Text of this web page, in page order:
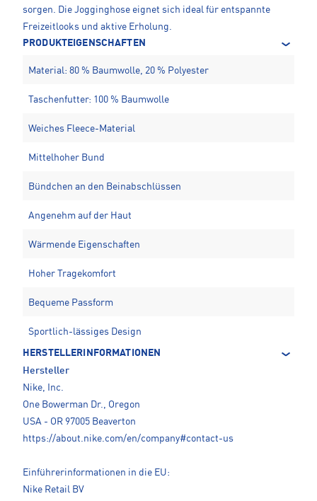
sorgen. Die Jogginghose eignet sich ideal für entspannte
Freizeitlooks und aktive Erholung.
PRODUKTEIGENSCHAFTEN
Material: 80 % Baumwolle, 20 % Polyester
Taschenfutter: 100 % Baumwolle
Weiches Fleece-Material
Mittelhoher Bund
Bündchen an den Beinabschlüssen
Angenehm auf der Haut
Wärmende Eigenschaften
Hoher Tragekomfort
Bequeme Passform
Sportlich-lässiges Design
HERSTELLERINFORMATIONEN
Hersteller
Nike, Inc.
One Bowerman Dr., Oregon
USA - OR 97005 Beaverton
https://about.nike.com/en/company#contact-us
Einführerinformationen in die EU:
Nike Retail BV